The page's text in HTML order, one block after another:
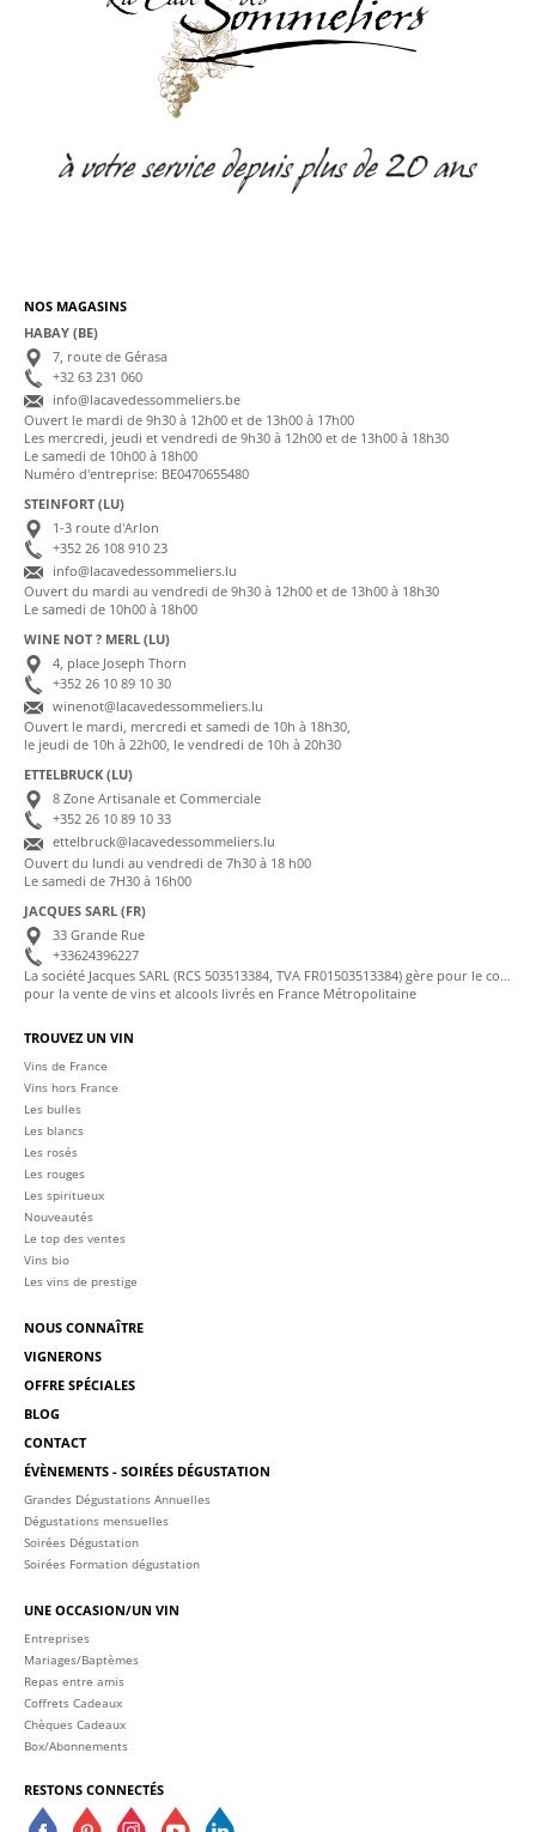
NOS MAGASINS
HABAY (BE)
7, route de Gérasa
+32 63 231 060
info@lacavedessommeliers.be
Ouvert le mardi de 9h30 à 12h00 et de 13h00 à 17h00
Les mercredi, jeudi et vendredi de 9h30 à 12h00 et de 13h00 à 18h30
Le samedi de 10h00 à 18h00
Numéro d'entreprise: BE0470655480
STEINFORT (LU)
1-3 route d'Arlon
+352 26 108 910 23
info@lacavedessommeliers.lu
Ouvert du mardi au vendredi de 9h30 à 12h00 et de 13h00 à 18h30
Le samedi de 10h00 à 18h00
WINE NOT ? MERL (LU)
4, place Joseph Thorn
+352 26 10 89 10 30
winenot@lacavedessommeliers.lu
Ouvert le mardi, mercredi et samedi de 10h à 18h30,
le jeudi de 10h à 22h00, le vendredi de 10h à 20h30
ETTELBRUCK (LU)
8 Zone Artisanale et Commerciale
+352 26 10 89 10 33
ettelbruck@lacavedessommeliers.lu
Ouvert du lundi au vendredi de 7h30 à 18 h00
Le samedi de 7H30 à 16h00
JACQUES SARL (FR)
33 Grande Rue
+33624396227
La société Jacques SARL (RCS 503513384, TVA FR01503513384) gère pour le compte de La Cave des Sommeliers les transactions bancaires et la facturation
pour la vente de vins et alcools livrés en France Métropolitaine
TROUVEZ UN VIN
Vins de France
Vins hors France
Les bulles
Les blancs
Les rosés
Les rouges
Les spiritueux
Nouveautés
Le top des ventes
Vins bio
Les vins de prestige
NOUS CONNAÎTRE
VIGNERONS
OFFRE SPÉCIALES
BLOG
CONTACT
ÉVÈNEMENTS - SOIRÉES DÉGUSTATION
Grandes Dégustations Annuelles
Dégustations mensuelles
Soirées Dégustation
Soirées Formation dégustation
UNE OCCASION/UN VIN
Entreprises
Mariages/Baptèmes
Repas entre amis
Coffrets Cadeaux
Chèques Cadeaux
Box/Abonnements
RESTONS CONNECTÉS